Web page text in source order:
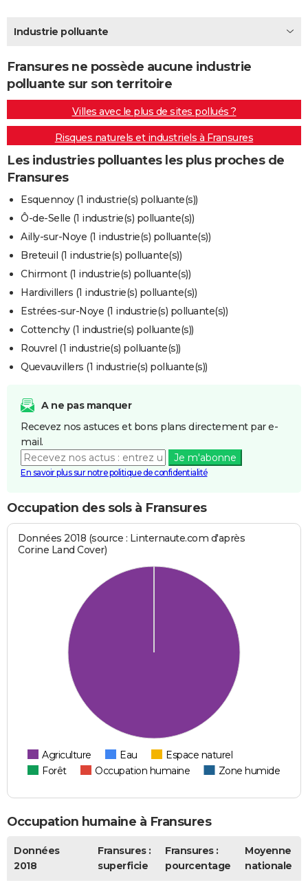
BONS PLANS
CARTE DE VOEUX
Carte de Noël
Carte Bonne année
Carte Saint-Valentin
Carte Pâques
Carte d'anniversaire
DICTIONNAIRE
Dictionnaire
Biographies
Citations
Expressions
Proverbes
PROGRAMME TV
COPAINS D'AVANT
S'inscrire
Se connecter
Lycées
Collèges
Primaires
Universités
Entreprises
Service militaire
Avis de recherche
AVIS DE DÉCÈS
FORUM
Industrie polluante
Fransures ne possède aucune industrie
polluante sur son territoire
Villes avec le plus de sites pollués ?
Risques naturels et industriels à Fransures
Les industries polluantes les plus proches de
Fransures
Esquennoy (1 industrie(s) polluante(s))
Ô-de-Selle (1 industrie(s) polluante(s))
Ailly-sur-Noye (1 industrie(s) polluante(s))
Breteuil (1 industrie(s) polluante(s))
Chirmont (1 industrie(s) polluante(s))
Hardivillers (1 industrie(s) polluante(s))
Estrées-sur-Noye (1 industrie(s) polluante(s))
Cottenchy (1 industrie(s) polluante(s))
Rouvrel (1 industrie(s) polluante(s))
Quevauvillers (1 industrie(s) polluante(s))
A ne pas manquer
Recevez nos astuces et bons plans directement par e-
mail.
Je m'abonne
En savoir plus sur notre politique de confidentialité
Occupation des sols à Fransures
Données 2018 (source : Linternaute.com d'après
Corine Land Cover)
Agriculture Eau
Espace naturel
Forêt
Occupation humaine Zone humide
Occupation humaine à Fransures
Données
2018
Fransures :
superficie
Fransures :
pourcentage
Moyenne
nationale